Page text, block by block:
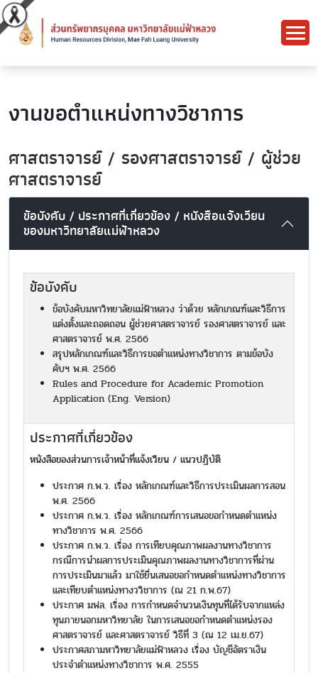
งานขอตำแหน่งทางวิชาการ
ศาสตราจารย์ / รองศาสตราจารย์ / ผู้ช่วย
ศาสตราจารย์
ข้อบังคับ / ประกาศที่เกี่ยวข้อง / หนังสือแจ้งเวียน
ของมหาวิทยาลัยแม่ฟ้าหลวง
ข้อบังคับ
ข้อบังคับมหาวิทยาลัยแม่ฟ้าหลวง ว่าด้วย หลักเกณฑ์และวิธีการ
แต่งตั้งและถอดถอน ผู้ช่วยศาสตราจารย์ รองศาสตราจารย์ และ
ศาสตราจารย์ พ.ศ. 2566
สรุปหลักเกณฑ์และวิธีการขอตำแหน่งทางวิชาการ ตามข้อบัง
คับฯ พ.ศ. 2566
Rules and Procedure for Academic Promotion
Application (Eng. Version)
ประกาศที่เกี่ยวข้อง
หนังสือของส่วนการเจ้าหน้าที่แจ้งเวียน / แนวปฏิบัติ
ประกาศ ก.พ.ว. เรื่อง หลักเกณฑ์และวิธีการประเมินผลการสอน
พ.ศ. 2566
ประกาศ ก.พ.ว. เรื่อง หลักเกณฑ์การเสนอขอกำหนดตำแหน่ง
ทางวิชาการ พ.ศ. 2566
ประกาศ ก.พ.ว. เรื่อง การเทียบคุณภาพผลงานทางวิชาการ
กรณีการนำผลการประเมินคุณภาพผลงานทางวิชาการที่ผ่าน
การประเมินมาแล้ว มาใช้ยื่นเสนอขอกำหนดตำแหน่งทางวิชาการ
และเทียบตำแหน่งทางววิชาการ (ณ 21 ก.พ.67)
ประกาศ มฟล. เรื่อง การกำหนดจำนวนเงินทุนที่ได้รับจากแหล่ง
ทุนภายนอกมหาวิทยาลัย ในการเสนอขอกำหนดตำแหน่งรอง
ศาสตราจารย์ และศาสตราจารย์ วิธีที่ 3 (ณ 12 เม.ย.67)
ประกาศสภามหาวิทยาลัยแม่ฟ้าหลวง เรื่อง บัญชีอัตราเงิน
ประจำตำแหน่งทางวิชาการ พ.ศ. 2555